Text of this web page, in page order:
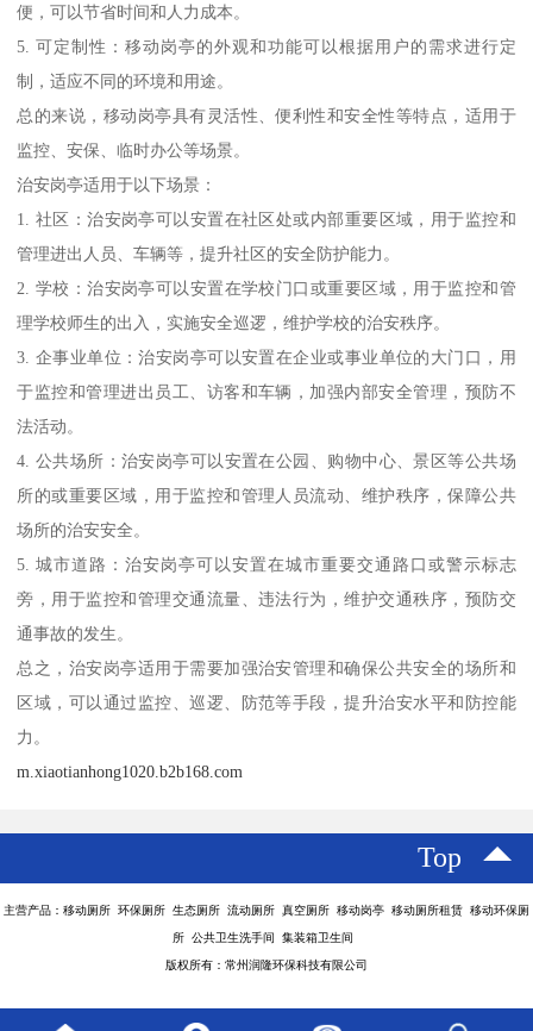
便，可以节省时间和人力成本。
5. 可定制性：移动岗亭的外观和功能可以根据用户的需求进行定
制，适应不同的环境和用途。
总的来说，移动岗亭具有灵活性、便利性和安全性等特点，适用于
监控、安保、临时办公等场景。
治安岗亭适用于以下场景：
1. 社区：治安岗亭可以安置在社区处或内部重要区域，用于监控和
管理进出人员、车辆等，提升社区的安全防护能力。
2. 学校：治安岗亭可以安置在学校门口或重要区域，用于监控和管
理学校师生的出入，实施安全巡逻，维护学校的治安秩序。
3. 企事业单位：治安岗亭可以安置在企业或事业单位的大门口，用
于监控和管理进出员工、访客和车辆，加强内部安全管理，预防不
法活动。
4. 公共场所：治安岗亭可以安置在公园、购物中心、景区等公共场
所的或重要区域，用于监控和管理人员流动、维护秩序，保障公共
场所的治安安全。
5. 城市道路：治安岗亭可以安置在城市重要交通路口或警示标志
旁，用于监控和管理交通流量、违法行为，维护交通秩序，预防交
通事故的发生。
总之，治安岗亭适用于需要加强治安管理和确保公共安全的场所和
区域，可以通过监控、巡逻、防范等手段，提升治安水平和防控能
力。
m.xiaotianhong1020.b2b168.com
Top
主营产品：移动厕所 环保厕所 生态厕所 流动厕所 真空厕所 移动岗亭 移动厕所租赁 移动环保厕
所 公共卫生洗手间 集装箱卫生间
版权所有：常州润隆环保科技有限公司